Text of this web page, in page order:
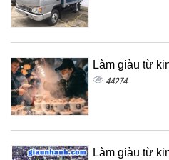
Làm giàu từ
44274
Làm giàu từ